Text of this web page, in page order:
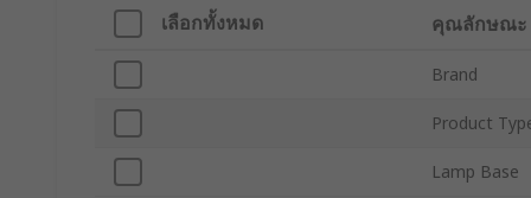
เลือกทั้งหมด คุณลักษณะ
Brand
Product
Lamp Base